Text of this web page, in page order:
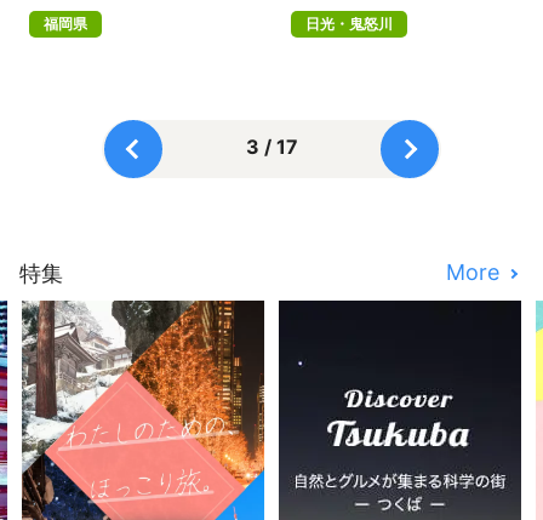
福岡県
日光・鬼怒川
3 / 17
特集 More